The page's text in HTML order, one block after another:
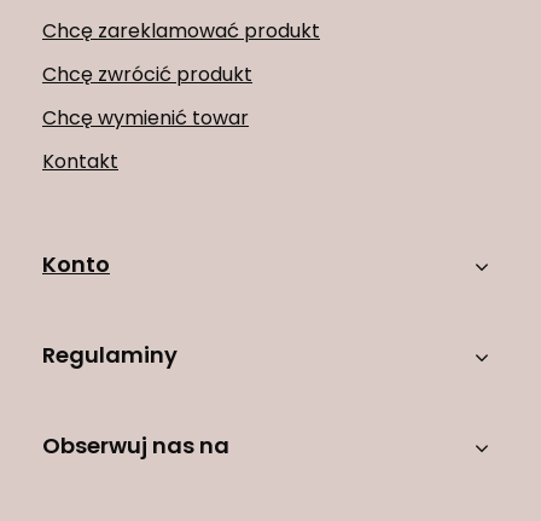
Chcę zareklamować produkt
Chcę zwrócić produkt
Chcę wymienić towar
Kontakt
Konto
Regulaminy
Obserwuj nas na